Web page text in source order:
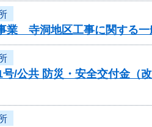
業 寺洞地区工事に関する
/公共 防災・安全交付金（